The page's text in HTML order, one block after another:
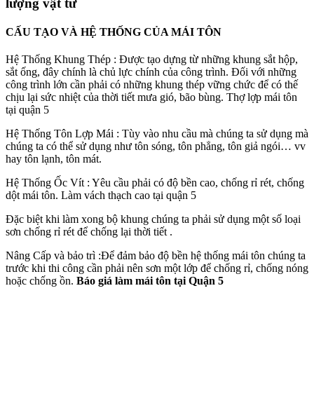
CẤU TẠO VÀ HỆ THỐNG CỦA MÁI TÔN
Hệ Thống Khung Thép : Được tạo dựng từ những khung sắt hộp,
sắt ống, đây chính là chủ lực chính của công trình. Đối với những
công trình lớn cần phải có những khung thép vững chức để có thế
chịu lại sức nhiệt của thời tiết mưa gió, bão bùng. Thợ lợp mái tôn
tại quận 5
Hệ Thống Tôn Lợp Mái : Tùy vào nhu cầu mà chúng ta sử dụng mà
chúng ta có thể sử dụng như tôn sóng, tôn phẳng, tôn giả ngói… vv
hay tôn lạnh, tôn mát.
Hệ Thống Ốc Vít : Yêu cầu phải có độ bền cao, chống rỉ rét, chống
dột mái tôn. Làm vách thạch cao tại quận 5
Đặc biệt khi làm xong bộ khung chúng ta phải sử dụng một số loại
sơn chống rỉ rét để chống lại thời tiết .
Nâng Cấp và bảo trì :Để đảm bảo độ bền hệ thống mái tôn chúng ta
trước khi thi công cần phải nên sơn một lớp để chống rỉ, chống nóng
hoặc chống ồn. Báo giá làm mái tôn tại Quận 5